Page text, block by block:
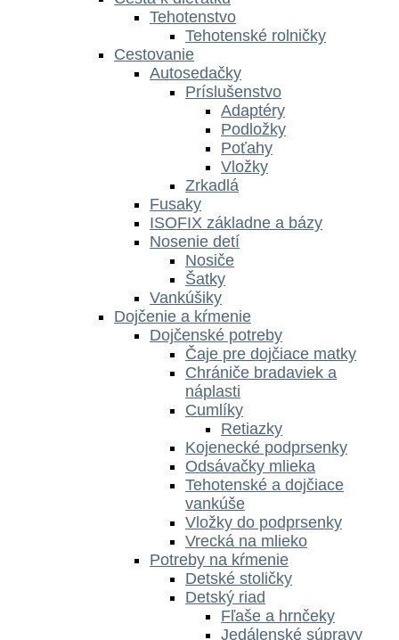
Tehotenstvo
Tehotenské rolničky
Cestovanie
Autosedačky
Príslušenstvo
Adaptéry
Podložky
Poťahy
Vložky
Zrkadlá
Fusaky
ISOFIX základne a bázy
Nosenie detí
Nosiče
Šatky
Vankúšiky
Dojčenie a kŕmenie
Dojčenské potreby
Čaje pre dojčiace matky
Chrániče bradaviek a
náplasti
Cumlíky
Retiazky
Kojenecké podprsenky
Odsávačky mlieka
Tehotenské a dojčiace
vankúše
Vložky do podprsenky
Vrecká na mlieko
Potreby na kŕmenie
Detské stoličky
Detský riad
Fľaše a hrnčeky
Jedálenské súpravy